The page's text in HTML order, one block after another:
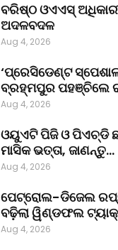
ବରିଷ୍ଠ ଓଏଏସ୍‌
ଅଦଳବଦଳ
Aug 4, 2026
‘ପ୍ରେସିଡେଣ୍ଟ
ବ୍ରହ୍ମପୁର ପହଞ୍ଚିଲେ
Aug 4, 2026
ଓୟୁଏଟି ପିଜି ଓ ପିଏଚ୍‌ଡି
ମାସିକ ଭତ୍ତା, ଜାଣନ୍ତୁ…
Aug 4, 2026
ପେଟ୍ରୋଲ-ଡିଜେଲ
ବଢ଼ିଲା ୱିଣ୍ଡଫଲ
Aug 4, 2026